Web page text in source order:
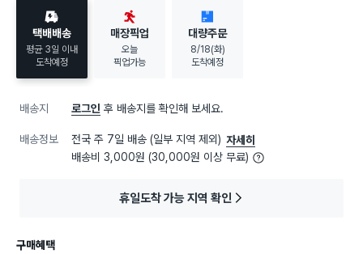
택배배송
평균 3일 이내
도착예정
매장픽업
오늘
픽업가능
대량주문
8/18(화)
도착예정
배송지 로그인 후 배송지를 확인해 보세요.
배송정보 전국 주 7일 배송 (일부 지역 제외) 자세히
배송비 3,000원 (30,000원 이상 무료)
휴일도착 가능 지역 확인
구매혜택